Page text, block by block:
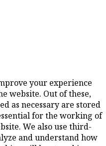
your experience
website. Out of these,
as necessary are stored
for the working of
We also use third-
and understand how